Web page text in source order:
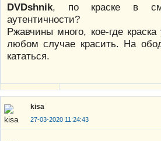
DVDshnik, по краске в
аутентичности?
Ржавчины много, кое-где
любом случае красить. На
кататься.
kisa
27-03-2020 11:24:43